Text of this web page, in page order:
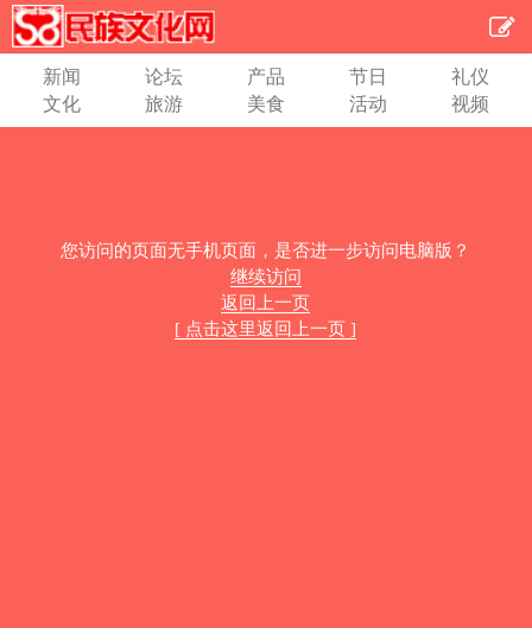
新闻 论坛 产品 节日
礼仪
文化
旅游 美食 活动 视频
您访问的页面无手机页面，是否进一步访问电脑版？
继续访问
返回上一页
[ 点击这里返回上一页 ]